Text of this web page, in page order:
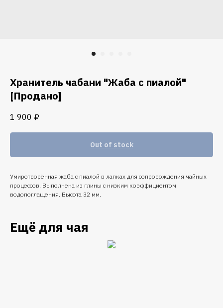
Хранитель чабани "Жаба с пиалой"
[Продано]
1 900 ₽
Out of stock
Умиротворённая жаба с пиалой в лапках для сопровождения чайных
процессов. Выполнена из глины с низким коэффициентом
водопоглащения. Высота 32 мм.
Ещё для чая